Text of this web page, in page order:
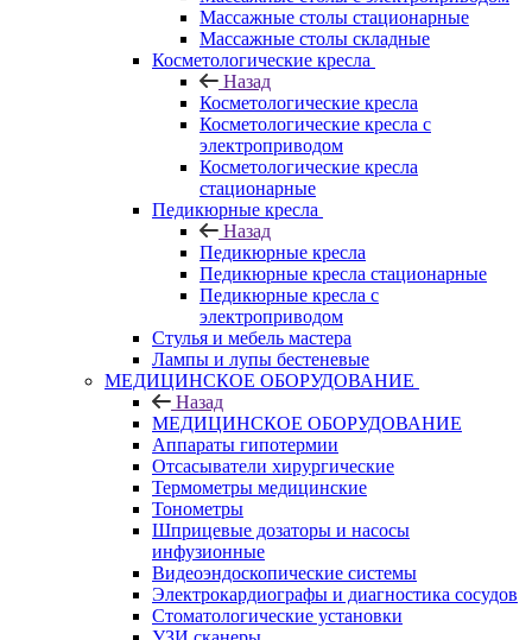
Массажные столы стационарные
Массажные столы складные
Косметологические кресла
Назад
Косметологические кресла
Косметологические кресла с
электроприводом
Косметологические кресла
стационарные
Педикюрные кресла
Назад
Педикюрные кресла
Педикюрные кресла стационарные
Педикюрные кресла с
электроприводом
Стулья и мебель мастера
Лампы и лупы бестеневые
МЕДИЦИНСКОЕ ОБОРУДОВАНИЕ
Назад
МЕДИЦИНСКОЕ ОБОРУДОВАНИЕ
Аппараты гипотермии
Отсасыватели хирургические
Термометры медицинские
Тонометры
Шприцевые дозаторы и насосы
инфузионные
Видеоэндоскопические системы
Электрокардиографы и диагностика сосудов
Стоматологические установки